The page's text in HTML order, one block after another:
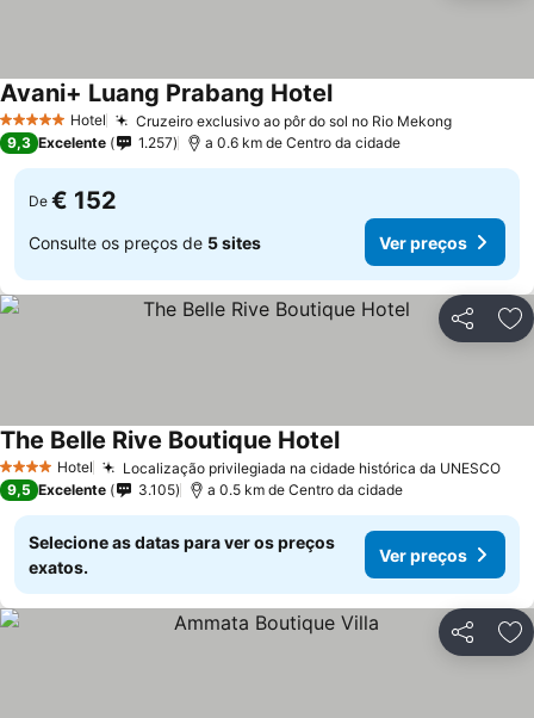
5 Estrelas Hotel Cruzeiro exclusivo ao pôr do sol no Rio MekongVer
Avani+ Luang Prabang HotelVer preços
9,3 Excelente 1.257 a 0.6 km de Centro da cidade
De € 152
Consulte os preços de 5 sites Ver preços
Partilhar
4 EstrelasHotel Localização privilegiada na cidade histórica da UNESCO
The Belle Rive Boutique HotelVer preços
9,5 Excelente 3.105 a 0.5 km de Centro da cidade
Selecione as datas para ver os preços
exatos.
Ver preços
Partilhar